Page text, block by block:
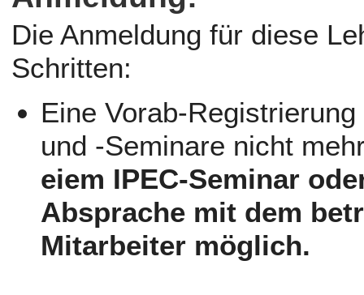
Die Anmeldung für diese
Schritten:
Eine Vorab-
und -Seminare nicht
eiem IPEC-Seminar
Absprache mit dem
Mitarbeiter möglich.